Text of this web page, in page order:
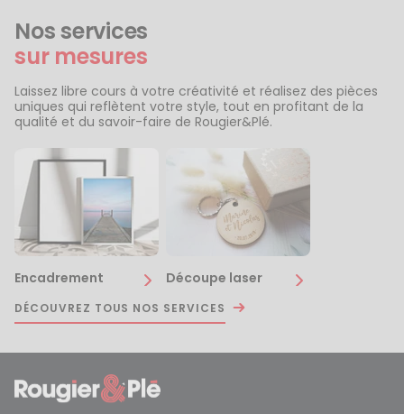
Nos services
sur mesures
Laissez libre cours à votre créativité et réalisez des pièces
uniques qui reflètent votre style, tout en profitant de la
qualité et du savoir-faire de Rougier&Plé.
Encadrement Découpe laser
DÉCOUVREZ TOUS NOS SERVICES